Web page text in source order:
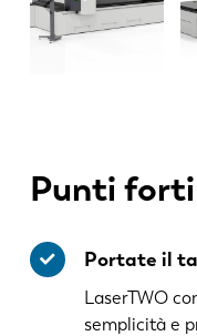
Punti forti
Portate il
LaserTWO
semplicità e